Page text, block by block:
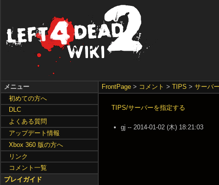
FrontPage > コメント >TIPS >サーバ
TIPS/サーバーを指定する
gj -- 2014-01-02 (木) 18:21:03
メニュー
初めての方へ
DLC
よくある質問
アップデート情報
Xbox 360 版の方へ
リンク
コメント一覧
プレイガイド